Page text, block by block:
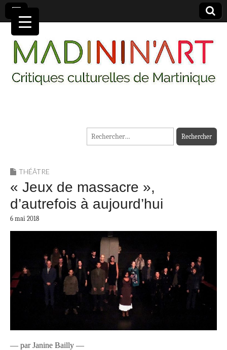
MADININ'ART
Rechercher :
THÉÂTRE
« Jeux de massacre »,
d’autrefois à aujourd’hui
6 mai 2018
— par Janine Bailly —